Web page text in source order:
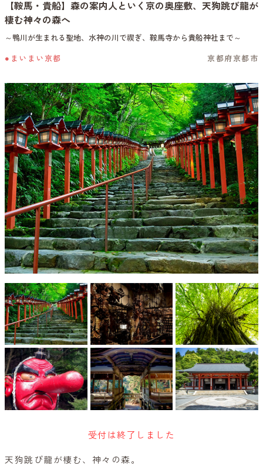
【鞍馬・貴船】森の案内人といく京の奥座敷、天狗跳び龍が
棲む神々の森へ
～鴨川が生まれる聖地、水神の川で禊ぎ、鞍馬寺から貴船神社まで～
●まいまい京都 京都府京都市
受付は終了しました
天狗跳び龍が棲む、神々の森。